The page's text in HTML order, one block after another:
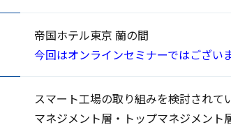
帝国ホテル東京 蘭の間
今回はオンラインセミナーではござい
スマート⼯場の取り組みを検討されて
マネジメント層・トップマネジメント